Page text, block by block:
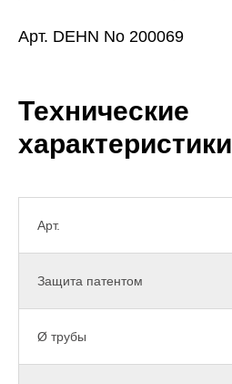
Арт. DEHN No 200069
Технические
характеристики
Арт.
Защита патентом
Ø трубы